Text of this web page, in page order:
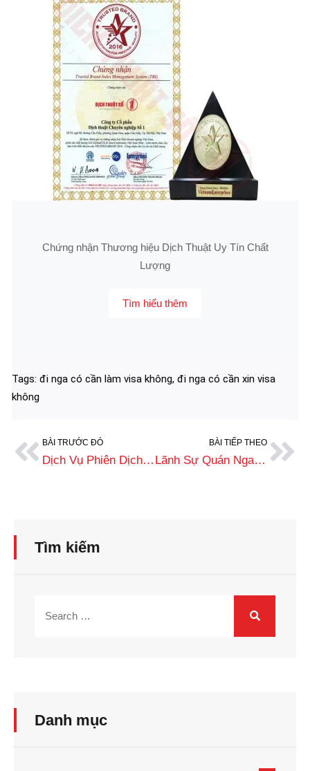
Chứng nhận Thương hiệu Dịch Thuật Uy Tín Chất
Lượng
Tìm hiểu thêm
Tags: đi nga có cần làm visa không, đi nga có cần xin visa
không
BÀI TRƯỚC ĐÓ
Dịch Vụ Phiên Dịch Tiếng Nga Sang Tiếng Việt Chuẩn Xác, Uy Tín
BÀI TIẾP THEO
Lãnh Sự Quán Nga Tại Hồ Chí Minh: Địa Chỉ Và Các Dịch Vụ Cụ Thể
Tìm kiếm
Danh mục